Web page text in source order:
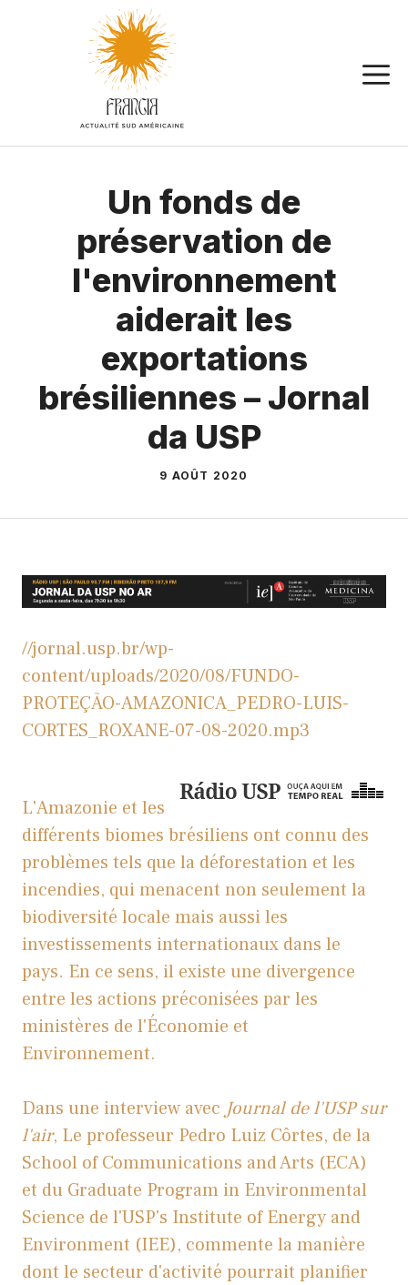
Un fonds de
préservation de
l'environnement
aiderait les
exportations
brésiliennes – Jornal
da USP
9 AOÛT 2020
//jornal.usp.br/wp-
content/uploads/2020/08/FUNDO-
PROTEÇÃO-AMAZONICA_PEDRO-LUIS-
CORTES_ROXANE-07-08-2020.mp3
L'Amazonie et les
différents biomes brésiliens ont connu des
problèmes tels que la déforestation et les
incendies, qui menacent non seulement la
biodiversité locale mais aussi les
investissements internationaux dans le
pays. En ce sens, il existe une divergence
entre les actions préconisées par les
ministères de l'Économie et
Environnement.
Dans une interview avec Journal de l'USP sur
l'air, Le professeur Pedro Luiz Côrtes, de la
School of Communications and Arts (ECA)
et du Graduate Program in Environmental
Science de l'USP's Institute of Energy and
Environment (IEE), commente la manière
dont le secteur d'activité pourrait planifier